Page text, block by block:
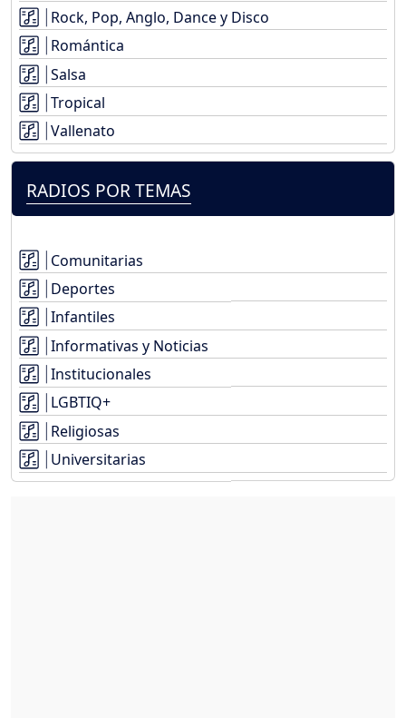
Rock, Pop, Anglo, Dance y Disco
Romántica
Salsa
Tropical
Vallenato
RADIOS POR TEMAS
Comunitarias
Deportes
Infantiles
Informativas y Noticias
Institucionales
LGBTIQ+
Religiosas
Universitarias